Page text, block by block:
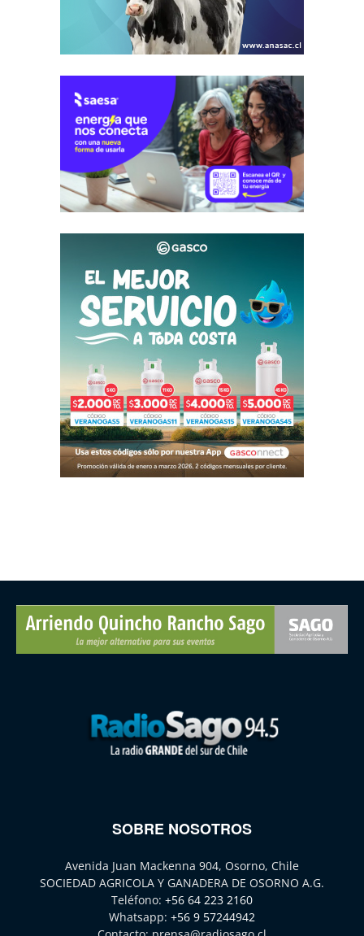
SOBRE NOSOTROS
Avenida Juan Mackenna 904, Osorno, Chile
SOCIEDAD AGRICOLA Y GANADERA DE OSORNO A.G.
Teléfono: +56 64 223 2160
Whatsapp: +56 9 57244942